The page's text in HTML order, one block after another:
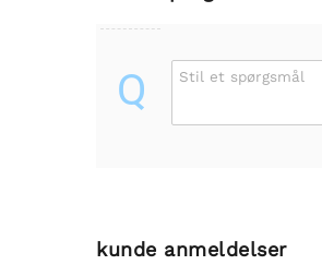
Q Stil et spørgsmål
kunde anmeldelser